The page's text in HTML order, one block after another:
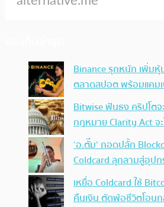
Binance รุกหนัก เพิ่มหุ้
ตลาดสปอต พร้อมแคม
Bitwise ฟันธง คริปโตจ
กฎหมาย Clarity Act จ
‘อ.ตั๊ม’ ถอดปลั้ก
Coldcard ลุกลามสู่อุป
เหยื่อ Coldcard ใช้
คืนเงิน ตัดพ้อชีวิตโอน